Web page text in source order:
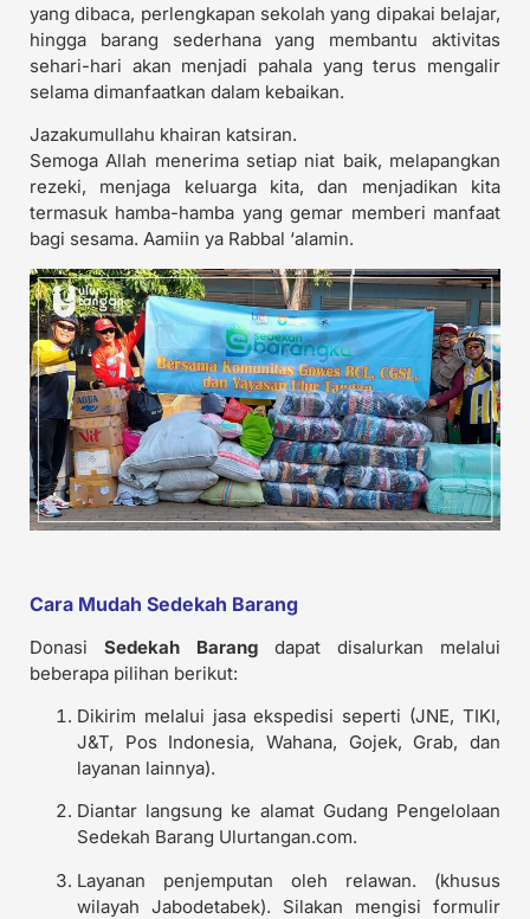
yang dibaca, perlengkapan sekolah yang dipakai belajar,
hingga barang sederhana yang membantu aktivitas
sehari-hari akan menjadi pahala yang terus mengalir
selama dimanfaatkan dalam kebaikan.
Jazakumullahu khairan katsiran.
Semoga Allah menerima setiap niat baik, melapangkan
rezeki, menjaga keluarga kita, dan menjadikan kita
termasuk hamba-hamba yang gemar memberi manfaat
bagi sesama. Aamiin ya Rabbal ‘alamin.
Cara Mudah Sedekah Barang
Donasi Sedekah Barang dapat disalurkan melalui
beberapa pilihan berikut:
Dikirim melalui jasa ekspedisi seperti (JNE, TIKI,
J&T, Pos Indonesia, Wahana, Gojek, Grab, dan
layanan lainnya).
Diantar langsung ke alamat Gudang Pengelolaan
Sedekah Barang Ulurtangan.com.
Layanan penjemputan oleh relawan. (khusus
wilayah Jabodetabek). Silakan mengisi formulir